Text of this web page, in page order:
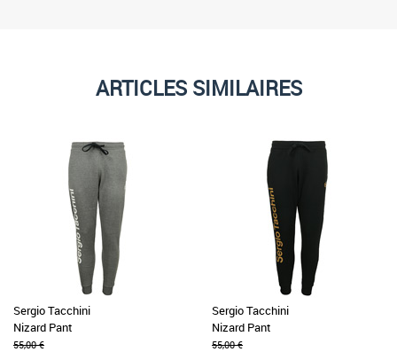
ARTICLES SIMILAIRES
Sergio Tacchini
Nizard Pant
55,00 €
Sergio Tacchini
Nizard Pant
55,00 €